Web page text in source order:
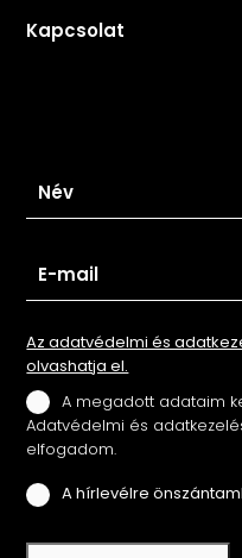
Kapcsolat
Az adatvédelmi és
olvashatja el.
A megadott adataim
Adatvédelmi és adatkezelési
elfogadom.
A hírlevélre